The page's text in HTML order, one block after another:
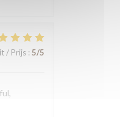
/ Prijs: 5/5